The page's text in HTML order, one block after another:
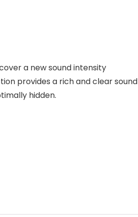
a new sound intensity
provides a rich and clear sound
hidden.